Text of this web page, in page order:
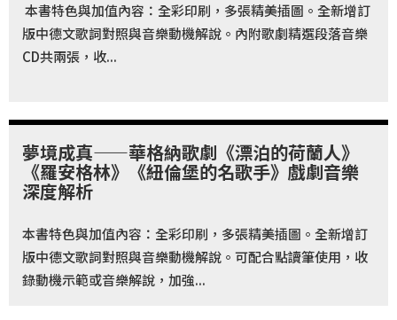
聯
絡
入/
加
會
員
本書特色與加值內容：全彩印刷，多張精美插圖。全新增訂
版中德文歌詞對照與音樂動機解說。內附歌劇精選段落音樂
CD共兩張，收...
夢境成真——華格納歌劇《漂泊的荷蘭人》
《羅安格林》《紐倫堡的名歌手》戲劇音樂
深度解析
本書特色與加值內容：全彩印刷，多張精美插圖。全新增訂
版中德文歌詞對照與音樂動機解說。可配合點讀筆使用，收
錄動機示範或音樂解說，加強...